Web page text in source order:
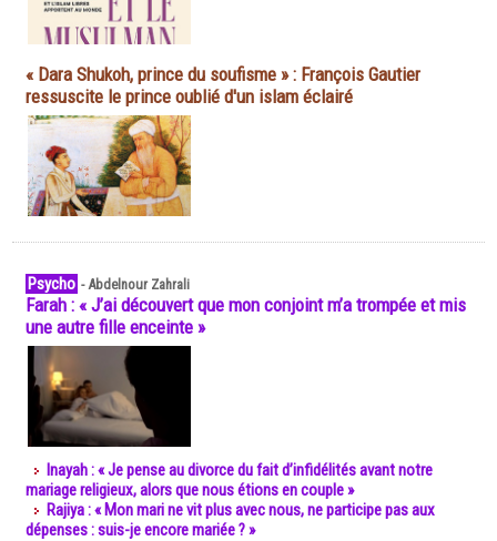
« Dara Shukoh, prince du soufisme » : François Gautier
ressuscite le prince oublié d'un islam éclairé
Psycho -Abdelnour Zahrali
Farah : « J’ai découvert que mon conjoint m’a trompée et mis
une autre fille enceinte »
Inayah : « Je pense au divorce du fait d’infidélités avant notre
mariage religieux, alors que nous étions en couple »
Rajiya : « Mon mari ne vit plus avec nous, ne participe pas aux
dépenses : suis-je encore mariée ? »